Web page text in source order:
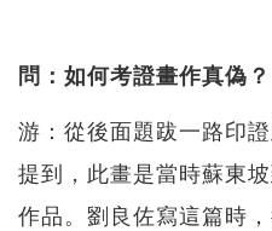
問：如何考證畫作真偽？
游：從後面題跋一路印
提到，此畫是當時蘇東
作品。劉良佐寫這篇時